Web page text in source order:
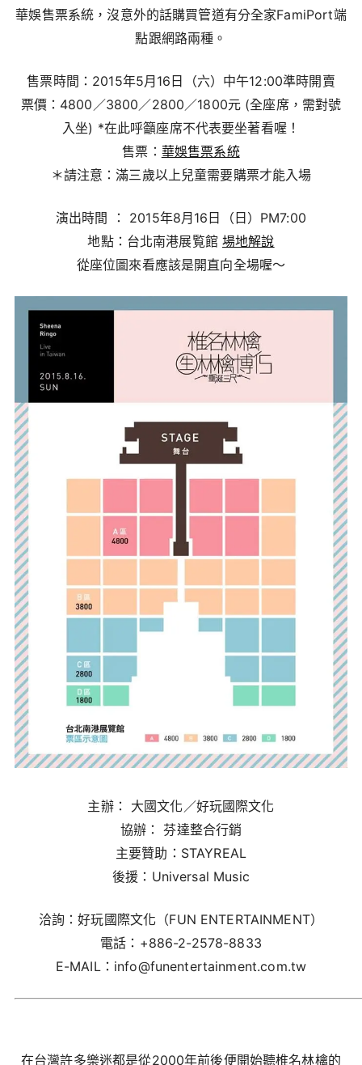
華娛售票系統，沒意外的話購買管道有分全家FamiPort端
點跟網路兩種。
售票時間：2015年5月16日（六）中午12:00準時開賣
票價：4800／3800／2800／1800元 (全座席，需對號
入坐) *在此呼籲座席不代表要坐著看喔！
售票： 華娛售票系統
＊請注意：滿三歲以上兒童需要購票才能入場
演出時間 ： 2015年8月16日（日）PM7:00
地點：台北南港展覧館場地解說
從座位圖來看應該是開直向全場喔～
主辦： 大國文化／好玩國際文化
協辦： 芬達整合行銷
主要贊助：STAYREAL
後援：Universal Music
洽詢：好玩國際文化（FUN ENTERTAINMENT）
電話：+886-2-2578-8833
E-MAIL：info@funentertainment.com.tw
在台灣許多樂迷都是從2000年前後便開始聽椎名林檎的